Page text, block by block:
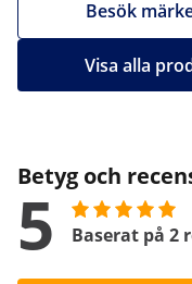
Besök
Visa alla
Betyg och
5 Baserat på 2